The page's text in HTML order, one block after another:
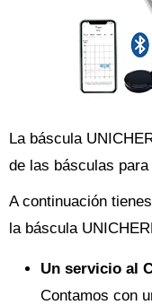
La báscula
de las básculas
A continuación
la báscula
Un servicio al
Contamos con